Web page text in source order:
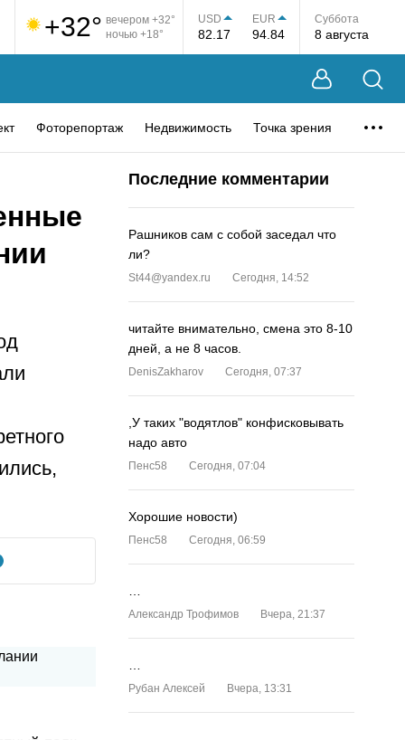
+32° вечером +32°
ночью +18°
USD
82.17
EUR
94.84
Суббота
8 августа
Фоторепортаж Недвижимость Точка зрения
Последние комментарии
Рашников сам с собой заседал что
ли?
St44@yandex.ru Сегодня, 14:52
читайте внимательно, смена это 8-10
дней, а не 8 часов.
DenisZakharov Сегодня, 07:37
,У таких "водятлов" конфисковывать
надо авто
Пенс58 Сегодня, 07:04
Хорошие новости)
Пенс58 Сегодня, 06:59
Александр Трофимов Вчера, 21:37
Рубан Алексей Вчера, 13:31